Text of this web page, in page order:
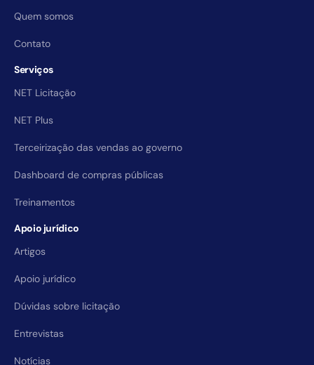
Quem somos
Contato
Serviços
NET Licitação
NET Plus
Terceirização das vendas ao governo
Dashboard de compras públicas
Treinamentos
Apoio jurídico
Artigos
Apoio jurídico
Dúvidas sobre licitação
Entrevistas
Notícias